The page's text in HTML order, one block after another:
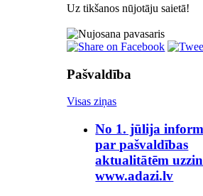
Uz tikšanos nūjotāju saietā!
Pašvaldība
Visas ziņas
No 1. jūlija
par pašvaldības
aktualitātēm
www.adazi.lv